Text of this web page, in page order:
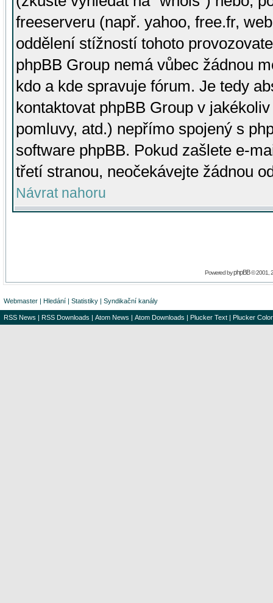
freeserveru (např. yahoo, free.fr,
oddělení stížností tohoto
phpBB Group nemá vůbec žádnou
kdo a kde spravuje fórum. Je tedy
kontaktovat phpBB Group v
pomluvy, atd.) nepřímo spojený s
software phpBB. Pokud zašlete e-
třetí stranou, neočekávejte žádnou
Návrat nahoru
Powered byphpBB© 2001,
Webmaster | Hledání | Statistiky | Syndikační kanály
RSS News | RSS Downloads | Atom News | Atom Downloads | Plucker Text | Plucker Color